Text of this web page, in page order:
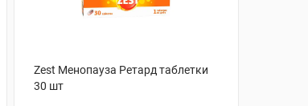
Zest Менопауза Ретард таблетки
30 шт